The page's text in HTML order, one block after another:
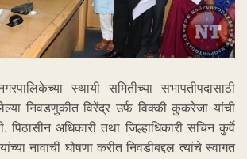
स्थायी समितीच्या सभापतीपदासाठी
निवडणुकीत विरेंद्र उर्फ विक्की कुकरेजा यांची
पिठासीन अधिकारी तथा जिल्हाधिकारी सचिन कुर्वे
नावाची घोषणा करीत निवडीबद्दल त्यांचे स्वागत